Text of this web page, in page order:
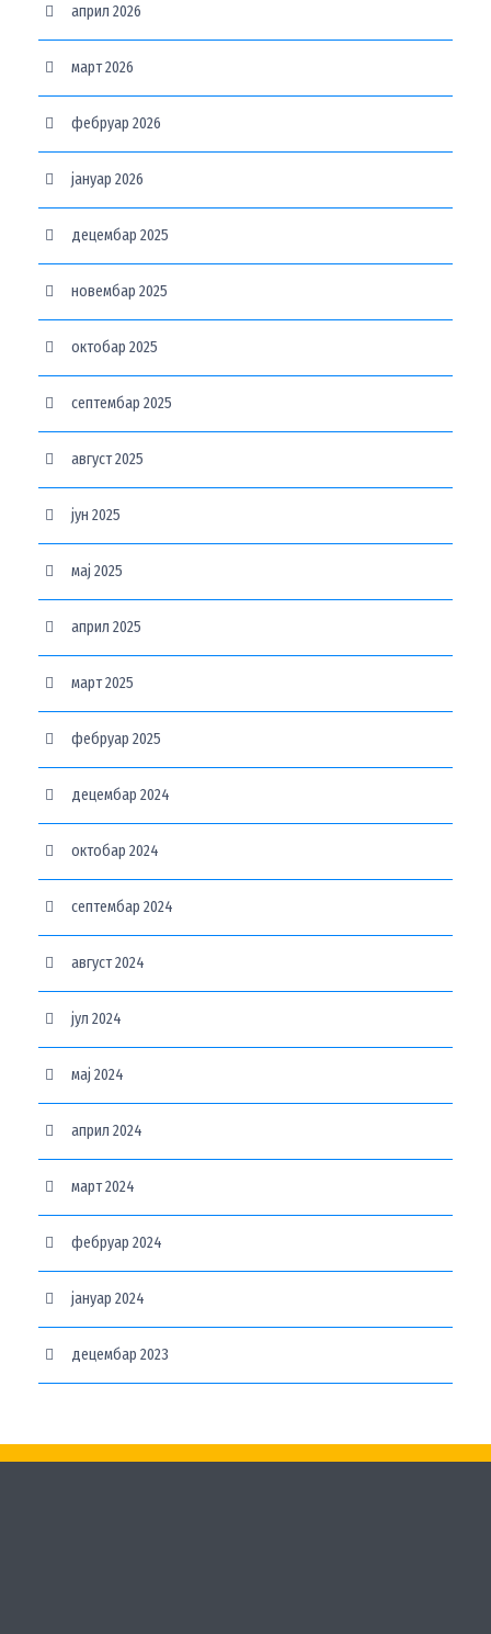
април 2026
март 2026
фебруар 2026
јануар 2026
децембар 2025
новембар 2025
октобар 2025
септембар 2025
август 2025
јун 2025
мај 2025
април 2025
март 2025
фебруар 2025
децембар 2024
октобар 2024
септембар 2024
август 2024
јул 2024
мај 2024
април 2024
март 2024
фебруар 2024
јануар 2024
децембар 2023